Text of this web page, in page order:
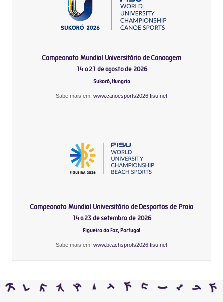
Campeonato Mundial Universitário de Canoagem
14 a 21 de agosto de 2026
Sukoró, Hungria
Sabe mais em: www.canoesports2026.fisu.net
-
Campeonato Mundial Universitário de Desportos de Praia
14 a 23 de setembro de 2026
Figueira da Foz, Portugal
Sabe mais em: www.beachsprots2026.fisu.net